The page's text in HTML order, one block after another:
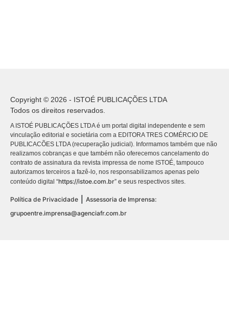
Copyright © 2026 - ISTOÉ PUBLICAÇÕES LTDA
Todos os direitos reservados.
A ISTOÉ PUBLICAÇÕES LTDA é um portal digital independente e sem
vinculação editorial e societária com a EDITORA TRES COMÉRCIO DE
PUBLICACÕES LTDA (recuperação judicial). Informamos também que não
realizamos cobranças e que também não oferecemos cancelamento do
contrato de assinatura da revista impressa de nome ISTOÉ, tampouco
autorizamos terceiros a fazê-lo, nos responsabilizamos apenas pelo
conteúdo digital “https://istoe.com.br” e seus respectivos sites.
Política de Privacidade
Assessoria de Imprensa:
grupoentre.imprensa@agenciafr.com.br